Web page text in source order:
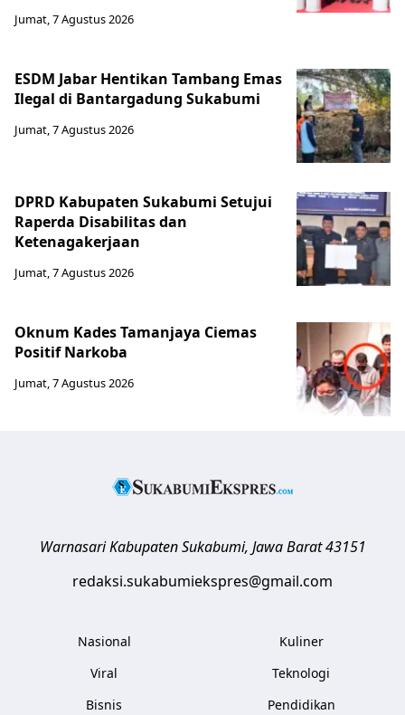
Jumat, 7 Agustus 2026
ESDM Jabar Hentikan Tambang Emas
Ilegal di Bantargadung Sukabumi
Jumat, 7 Agustus 2026
DPRD Kabupaten Sukabumi Setujui
Raperda Disabilitas dan
Ketenagakerjaan
Jumat, 7 Agustus 2026
Oknum Kades Tamanjaya Ciemas
Positif Narkoba
Jumat, 7 Agustus 2026
Warnasari Kabupaten Sukabumi, Jawa Barat 43151
redaksi.sukabumiekspres@gmail.com
Nasional
Viral
Bisnis
Kuliner
Teknologi
Pendidikan